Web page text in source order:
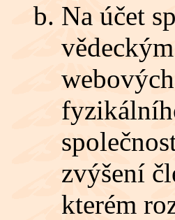
Na účet
zvýšení
kterém